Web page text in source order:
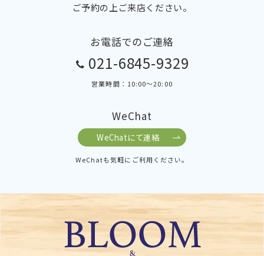
ご予約の上ご来店ください。
お電話でのご連絡
021-6845-9329
営業時間：10:00～20:00
WeChat
WeChatにて連絡
WeChatも気軽にご利用ください。